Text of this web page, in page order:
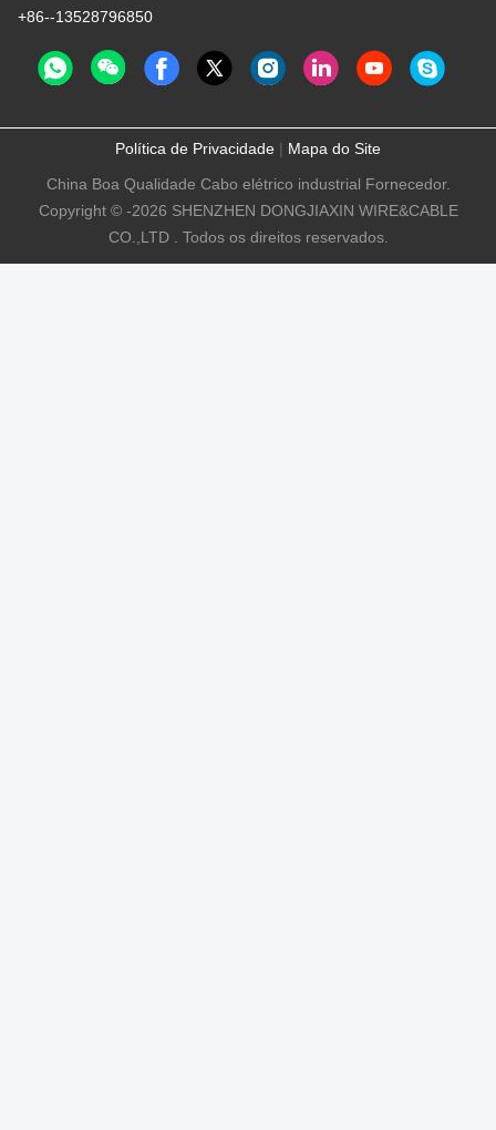
+86--13528796850
Política de Privacidade | Mapa do Site
China Boa Qualidade Cabo elétrico industrial Fornecedor.
Copyright © -2026 SHENZHEN DONGJIAXIN WIRE&CABLE
CO.,LTD . Todos os direitos reservados.